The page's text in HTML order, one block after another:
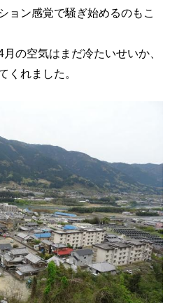
ョン感覚で騒ぎ始めるのもこ
の空気はまだ冷たいせいか、
くれました。